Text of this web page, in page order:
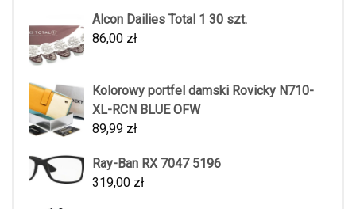
Alcon Dailies Total 1 30 szt.
86,00 zł
Kolorowy portfel damski Rovicky N710-
XL-RCN BLUE OFW
89,99 zł
Ray-Ban RX 7047 5196
319,00 zł